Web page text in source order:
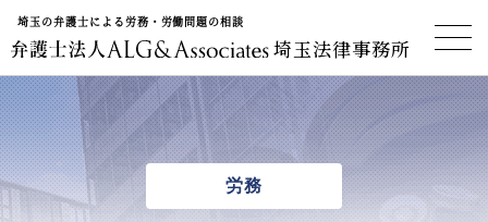
埼玉の弁護士による労務・労働問題の相談
埼玉法律事務所
労務